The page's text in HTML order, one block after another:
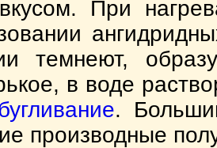
При
темнеют,
в воде
.
производные